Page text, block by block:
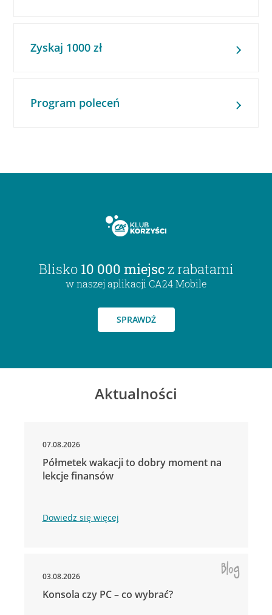
Zyskaj 1000 zł
Program poleceń
Blisko 10 000 miejsc z rabatami
w naszej aplikacji CA24 Mobile
SPRAWDŹ
Aktualności
07.08.2026
Półmetek wakacji to dobry moment na
lekcje finansów
Dowiedz się więcej
03.08.2026
Konsola czy PC – co wybrać?